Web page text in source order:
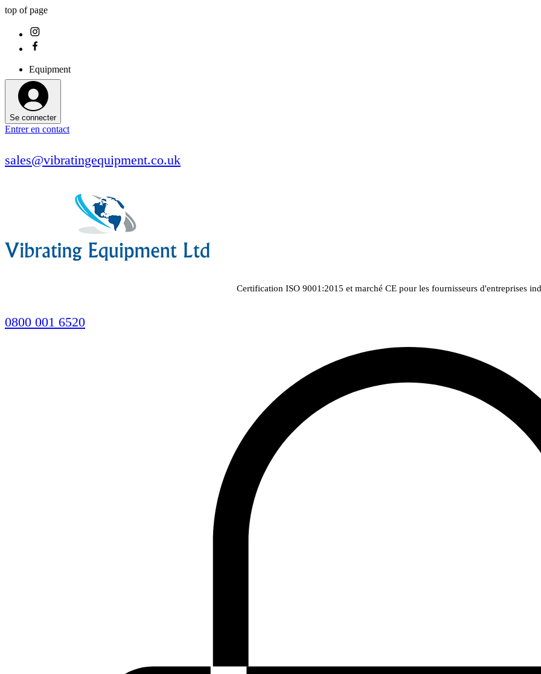
top of page
Equipment
Se connecter
Entrer en contact
sales@vibratingequipment.co.uk
Certification ISO 9001:2015 et marché CE pour les fournisseurs d'entreprises
0800 001 6520